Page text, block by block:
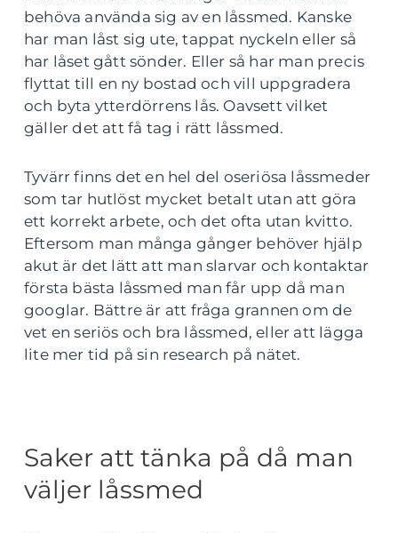
behöva använda sig av en låssmed. Kanske
har man låst sig ute, tappat nyckeln eller så
har låset gått sönder. Eller så har man precis
flyttat till en ny bostad och vill uppgradera
och byta ytterdörrens lås. Oavsett vilket
gäller det att få tag i rätt låssmed.
Tyvärr finns det en hel del oseriösa låssmeder
som tar hutlöst mycket betalt utan att göra
ett korrekt arbete, och det ofta utan kvitto.
Eftersom man många gånger behöver hjälp
akut är det lätt att man slarvar och kontaktar
första bästa låssmed man får upp då man
googlar. Bättre är att fråga grannen om de
vet en seriös och bra låssmed, eller att lägga
lite mer tid på sin research på nätet.
Saker att tänka på då man
väljer låssmed